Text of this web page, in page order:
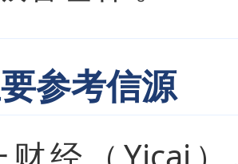
参考信源